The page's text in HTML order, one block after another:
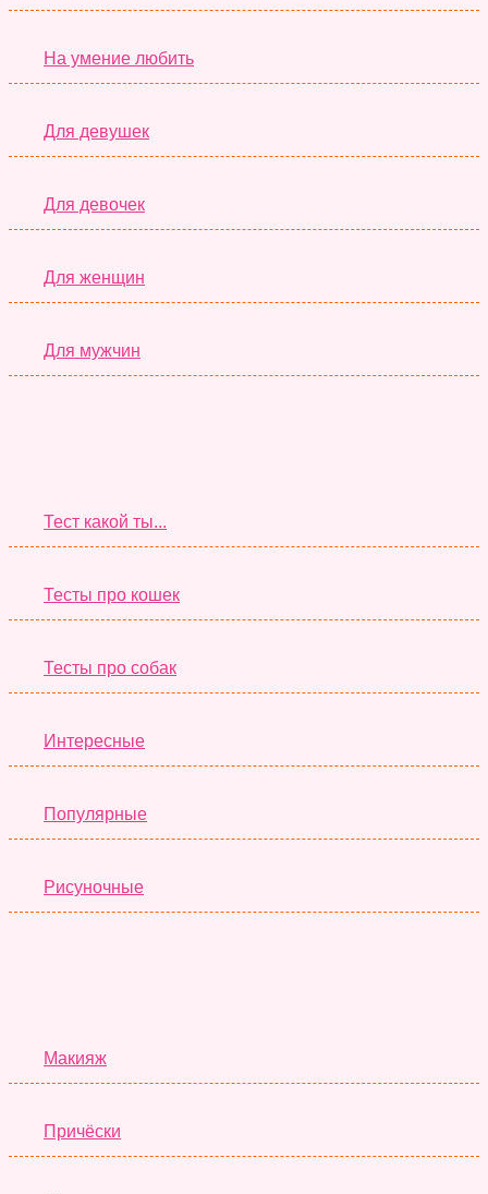
На умение любить
Для девушек
Для девочек
Для женщин
Для мужчин
Тест какой ты...
Тесты про кошек
Тесты про собак
Интересные
Популярные
Рисуночные
Макияж
Причёски